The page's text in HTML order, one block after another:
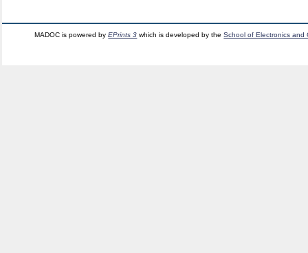
MADOC is powered byEPrints 3 which is developed by theSchool of Electronics and